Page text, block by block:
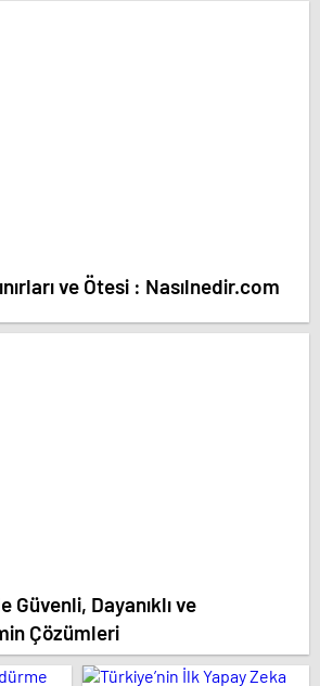
ve Ötesi : Nasılnedir.com
Güvenli, Dayanıklı ve
Çözümleri